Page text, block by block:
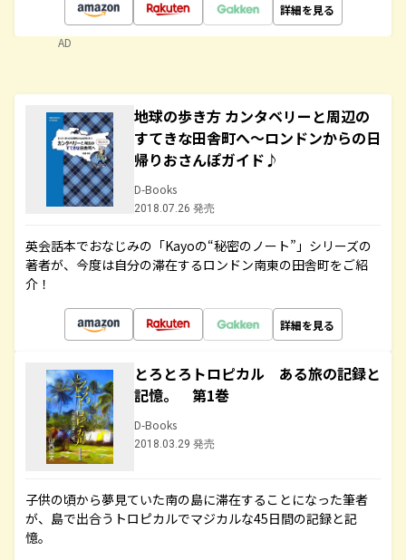
詳細を見る
AD
地球の歩き方 カンタベリーと周辺の
すてきな田舎町へ～ロンドンからの日
帰りおさんぽガイド♪
D-Books
2018.07.26 発売
英会話本でおなじみの「Kayoの“秘密のノート”」シリーズの
著者が、今度は自分の滞在するロンドン南東の田舎町をご紹
介！
詳細を見る
とろとろトロピカル ある旅の記録と
記憶。 第1巻
D-Books
2018.03.29 発売
子供の頃から夢見ていた南の島に滞在することになった筆者
が、島で出合うトロピカルでマジカルな45日間の記録と記
憶。